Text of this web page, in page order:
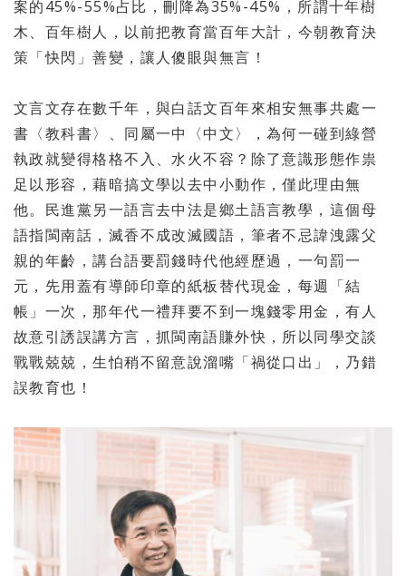
案的45%-55%占比，刪降為35%-45%，所謂十年樹
木、百年樹人，以前把教育當百年大計，今朝教育決
策「快閃」善變，讓人傻眼與無言！
文言文存在數千年，與白話文百年來相安無事共處一
書〈教科書〉、同屬一中〈中文〉，為何一碰到綠營
執政就變得格格不入、水火不容？除了意識形態作祟
足以形容，藉暗搞文學以去中小動作，僅此理由無
他。民進黨另一語言去中法是鄉土語言教學，這個母
語指閩南話，滅香不成改滅國語，筆者不忌諱洩露父
親的年齡，講台語要罰錢時代他經歷過，一句罰一
元，先用蓋有導師印章的紙板替代現金，每週「結
帳」一次，那年代一禮拜要不到一塊錢零用金，有人
故意引誘誤講方言，抓閩南語賺外快，所以同學交談
戰戰兢兢，生怕稍不留意說溜嘴「禍從口出」，乃錯
誤教育也！